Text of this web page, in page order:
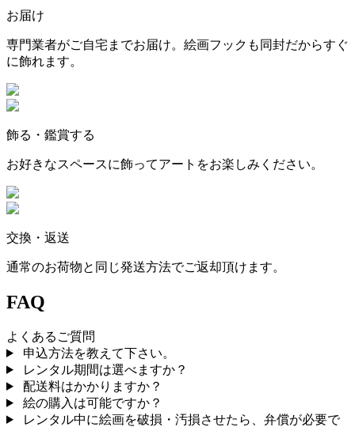
お届け
専門業者がご自宅までお届け。絵画フックも同封だからすぐ
に飾れます。
飾る・鑑賞する
お好きなスペースに飾ってアートをお楽しみください。
交換・返送
通常のお荷物と同じ発送方法でご返却頂けます。
FAQ
よくあるご質問
申込方法を教えて下さい。
レンタル期間は選べますか？
配送料はかかりますか？
絵の購入は可能ですか？
レンタル中に絵画を破損・汚損させたら、弁償が必要で